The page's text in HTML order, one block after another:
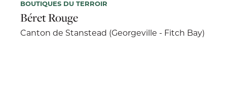
BOUTIQUES DU TERROIR
Béret Rouge
Canton de Stanstead (Georgeville - Fitch Bay)